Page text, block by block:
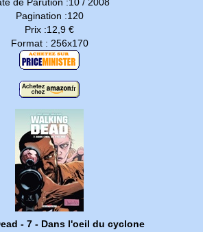
de Parution :10 / 2008
Pagination :120
Prix :12,9 €
Format : 256x170
- 7 - Dans l'oeil du cyclone